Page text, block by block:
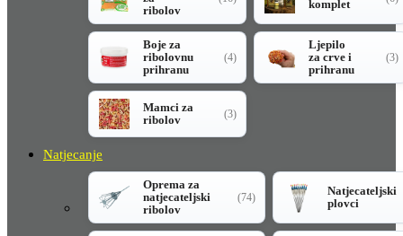
ribolov
komplet
Boje za
ribolovnu
prihranu
(4)
Ljepilo
za crve i
prihranu
(3)
Mamci za
ribolov
(3)
Natjecanje
Oprema za
natjecateljski
ribolov
(74)
Natjecateljski
plovci